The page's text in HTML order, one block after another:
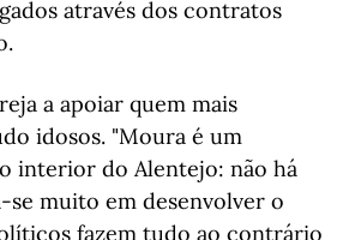
através dos contratos
a apoiar quem mais
idosos. "Moura é um
interior do Alentejo: não há
se muito em desenvolver o
fazem tudo ao contrário